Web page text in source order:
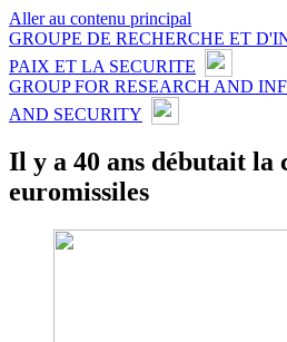
Aller au contenu principal
GROUPE DE RECHERCHE ET
PAIX ET LA SECURITE
GROUP FOR RESEARCH AND
AND SECURITY
Il y a 40 ans débutait la
euromissiles